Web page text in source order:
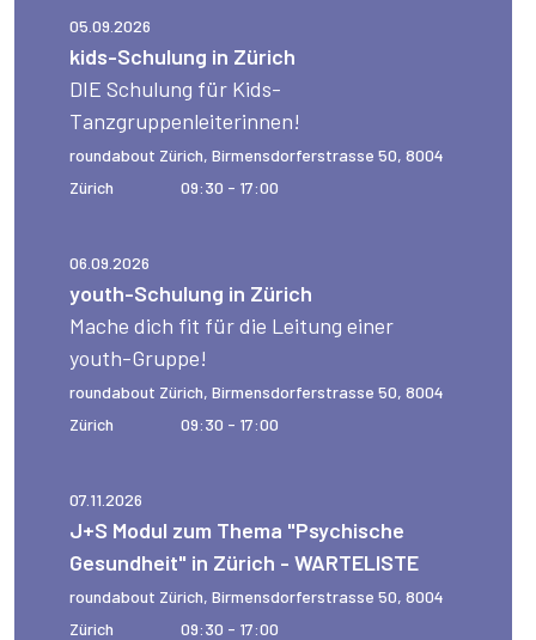
05.09.2026
kids-Schulung in Zürich
DIE Schulung für Kids-
Tanzgruppenleiterinnen!
roundabout Zürich, Birmensdorferstrasse 50, 8004
Zürich
09:30 - 17:00
06.09.2026
youth-Schulung in Zürich
Mache dich fit für die Leitung einer
youth-Gruppe!
roundabout Zürich, Birmensdorferstrasse 50, 8004
Zürich
09:30 - 17:00
07.11.2026
J+S Modul zum Thema "Psychische
Gesundheit" in Zürich - WARTELISTE
roundabout Zürich, Birmensdorferstrasse 50, 8004
Zürich
09:30 - 17:00